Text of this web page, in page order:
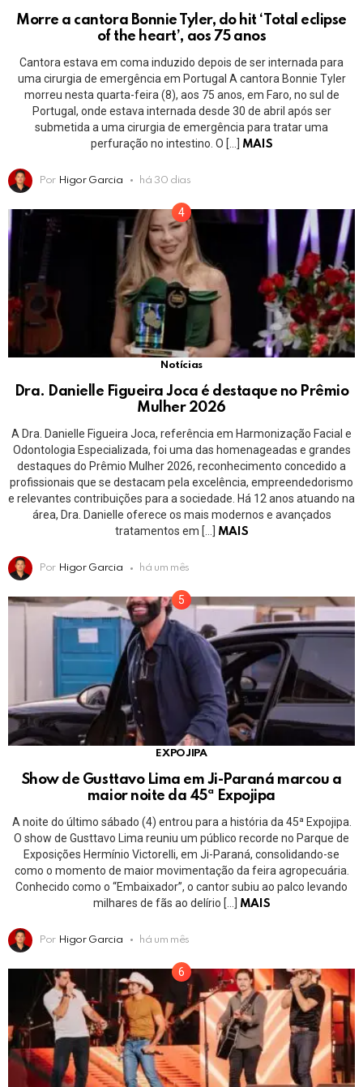
Morre a cantora Bonnie Tyler, do hit ‘Total eclipse
of the heart’, aos 75 anos
Cantora estava em coma induzido depois de ser internada para
uma cirurgia de emergência em Portugal A cantora Bonnie Tyler
morreu nesta quarta-feira (8), aos 75 anos, em Faro, no sul de
Portugal, onde estava internada desde 30 de abril após ser
submetida a uma cirurgia de emergência para tratar uma
perfuração no intestino. O […]
MAIS
Por Higor Garcia há 30 dias
Notícias
Dra. Danielle Figueira Joca é destaque no Prêmio
Mulher 2026
A Dra. Danielle Figueira Joca, referência em Harmonização Facial e
Odontologia Especializada, foi uma das homenageadas e grandes
destaques do Prêmio Mulher 2026, reconhecimento concedido a
profissionais que se destacam pela excelência, empreendedorismo
e relevantes contribuições para a sociedade. Há 12 anos atuando na
área, Dra. Danielle oferece os mais modernos e avançados
tratamentos em […]
MAIS
Por Higor Garcia há um mês
EXPOJIPA
Show de Gusttavo Lima em Ji-Paraná marcou a
maior noite da 45ª Expojipa
A noite do último sábado (4) entrou para a história da 45ª Expojipa.
O show de Gusttavo Lima reuniu um público recorde no Parque de
Exposições Hermínio Victorelli, em Ji-Paraná, consolidando-se
como o momento de maior movimentação da feira agropecuária.
Conhecido como o “Embaixador”, o cantor subiu ao palco levando
milhares de fãs ao delírio […]
MAIS
Por Higor Garcia há um mês